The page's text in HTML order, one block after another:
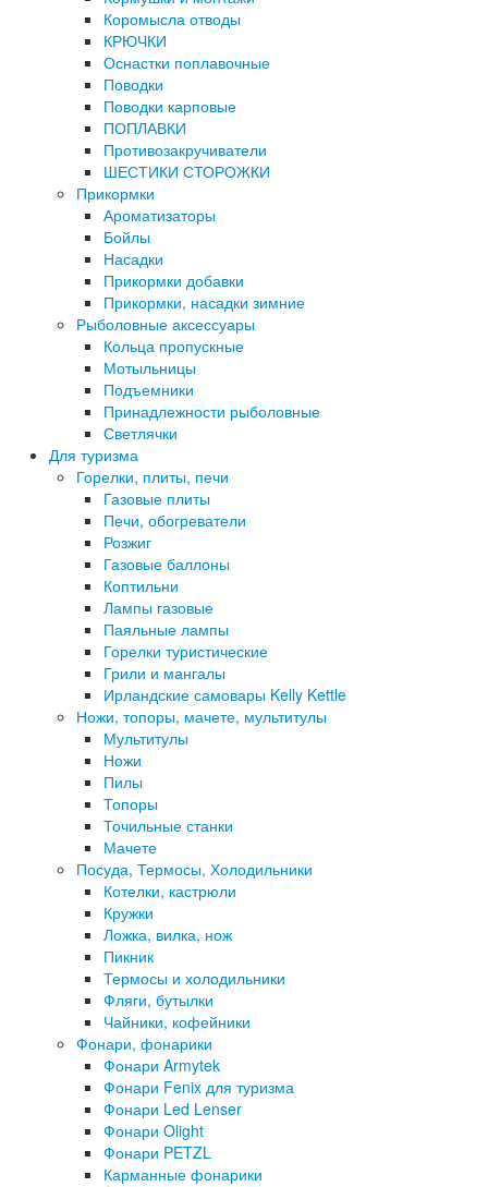
Коромысла отводы
КРЮЧКИ
Оснастки поплавочные
Поводки
Поводки карповые
ПОПЛАВКИ
Противозакручиватели
ШЕСТИКИ СТОРОЖКИ
Прикормки
Ароматизаторы
Бойлы
Насадки
Прикормки добавки
Прикормки, насадки зимние
Рыболовные аксессуары
Кольца пропускные
Мотыльницы
Подъемники
Принадлежности рыболовные
Светлячки
Для туризма
Горелки, плиты, печи
Газовые плиты
Печи, обогреватели
Розжиг
Газовые баллоны
Коптильни
Лампы газовые
Паяльные лампы
Горелки туристические
Грили и мангалы
Ирландские самовары Kelly Kettle
Ножи, топоры, мачете, мультитулы
Мультитулы
Ножи
Пилы
Топоры
Точильные станки
Мачете
Посуда, Термосы, Холодильники
Котелки, кастрюли
Кружки
Ложка, вилка, нож
Пикник
Термосы и холодильники
Фляги, бутылки
Чайники, кофейники
Фонари, фонарики
Фонари Armytek
Фонари Fenix для туризма
Фонари Led Lenser
Фонари Olight
Фонари PETZL
Карманные фонарики